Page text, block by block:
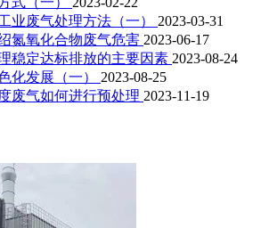
业废气处理方法（一） 2023-03-31
氮氧化合物废气危害 2023-06-17
稳定达标排放的主要因素 2023-08-24
化发展（一） 2023-08-25
废气如何进行预处理 2023-11-19